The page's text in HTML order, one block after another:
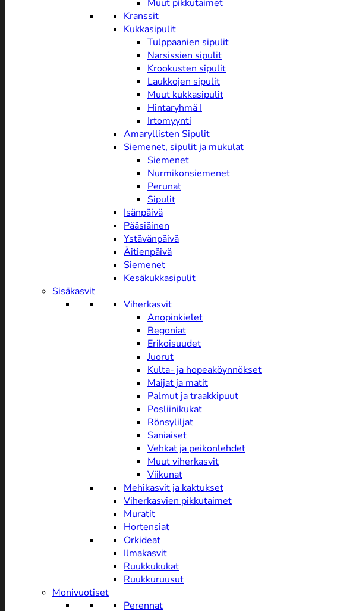
Muut pikkutaimet
Kranssit
Kukkasipulit
Tulppaanien sipulit
Narsissien sipulit
Krookusten sipulit
Laukkojen sipulit
Muut kukkasipulit
Hintaryhmä I
Irtomyynti
Amaryllisten Sipulit
Siemenet, sipulit ja mukulat
Siemenet
Nurmikonsiemenet
Perunat
Sipulit
Isänpäivä
Pääsiäinen
Ystävänpäivä
Äitienpäivä
Siemenet
Kesäkukkasipulit
Sisäkasvit
Viherkasvit
Anopinkielet
Begoniat
Erikoisuudet
Juorut
Kulta- ja hopeaköynnökset
Maijat ja matit
Palmut ja traakkipuut
Posliinikukat
Rönsyliljat
Saniaiset
Vehkat ja peikonlehdet
Muut viherkasvit
Viikunat
Mehikasvit ja kaktukset
Viherkasvien pikkutaimet
Muratit
Hortensiat
Orkideat
Ilmakasvit
Ruukkukukat
Ruukkuruusut
Monivuotiset
Perennat